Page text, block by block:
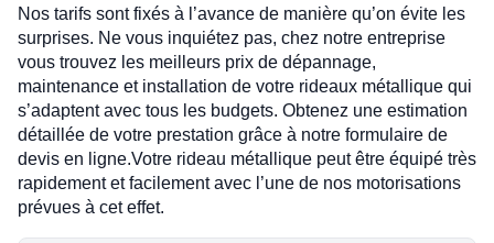
Nos tarifs sont fixés à l’avance de manière qu’on évite les
surprises. Ne vous inquiétez pas, chez notre entreprise
vous trouvez les meilleurs prix de dépannage,
maintenance et installation de votre rideaux métallique qui
s’adaptent avec tous les budgets. Obtenez une estimation
détaillée de votre prestation grâce à notre formulaire de
devis en ligne.Votre rideau métallique peut être équipé très
rapidement et facilement avec l’une de nos motorisations
prévues à cet effet.